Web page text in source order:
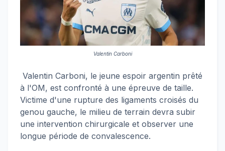
Valentin Carboni
Valentin Carboni, le jeune espoir argentin prêté
à l'OM, est confronté à une épreuve de taille.
Victime d'une rupture des ligaments croisés du
genou gauche, le milieu de terrain devra subir
une intervention chirurgicale et observer une
longue période de convalescence.